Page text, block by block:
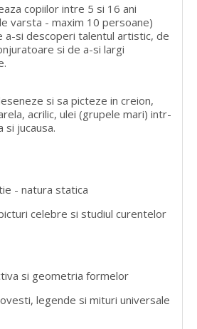
copiilor intre 5 si 16 ani
varsta - maxim 10 persoane)
a-si descoperi talentul artistic, de
si de a-si largi
si sa picteze in creion,
acrilic, ulei (grupele mari) intr-
jucausa.
- natura statica
celebre si studiul curentelor
si geometria formelor
legende si mituri universale